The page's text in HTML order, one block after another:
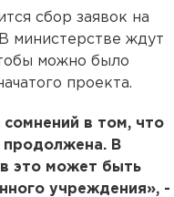
сбор заявок на
министерстве ждут
можно было
проекта.
в том, что
продолжена. В
это может быть
учреждения», -